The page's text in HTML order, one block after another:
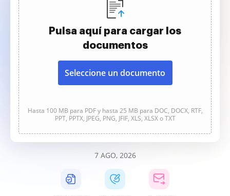
Pulsa aquí para cargar los
documentos
Seleccione un documento
Hasta 100 MB para PDF y hasta 25 MB para DOC, DOCX, RTF,
PPT, PPTX, JPEG, PNG, JFIF, XLS, XLSX o TXT
7 AGO, 2026